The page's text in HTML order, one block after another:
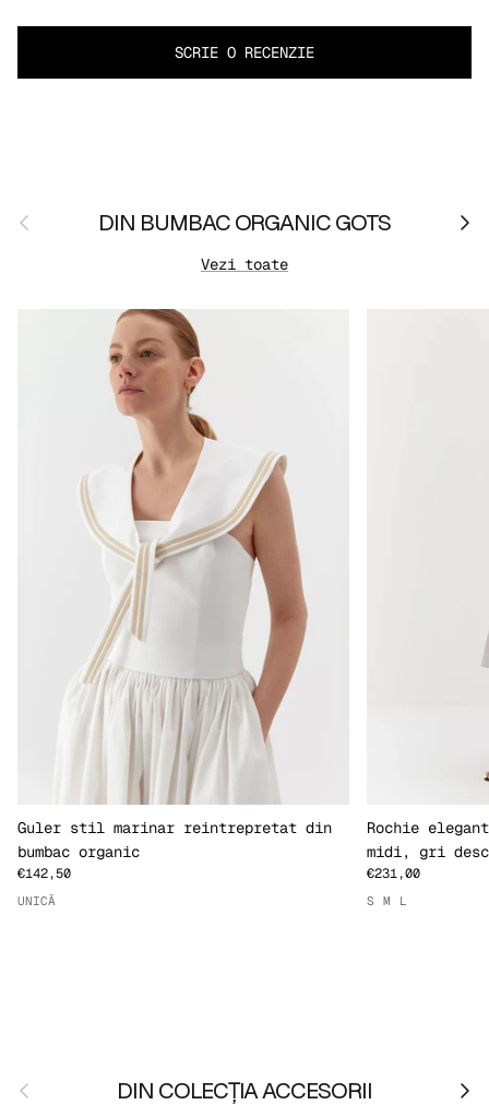
SCRIE O RECENZIE
Anterior DIN BUMBAC ORGANIC GOTS
Vezi toate
Guler stil marinar reintrepretat din
bumbac organic
€142,50
UNICĂ
Rochie
midi, gri
€231,00
S M L
Anterior DIN COLECȚIA ACCESORII